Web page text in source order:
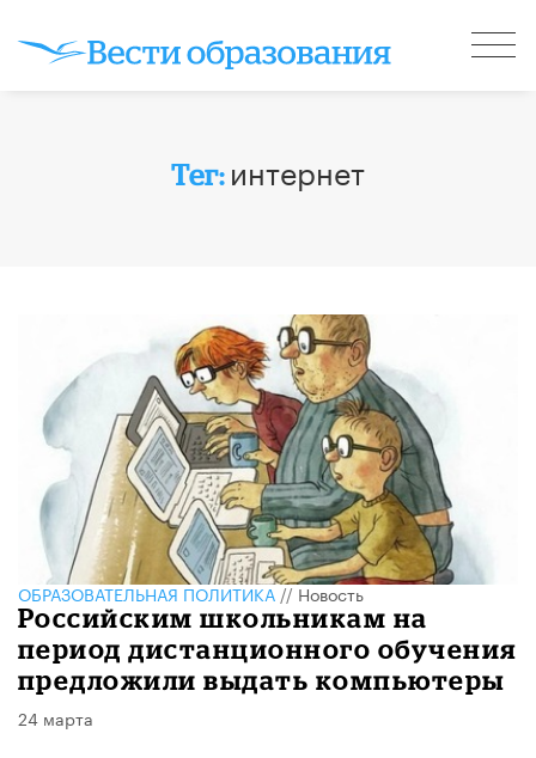
Тег: интернет
ОБРАЗОВАТЕЛЬНАЯ ПОЛИТИКА//Новость
Российским школьникам на
период дистанционного обучения
предложили выдать компьютеры
24 марта